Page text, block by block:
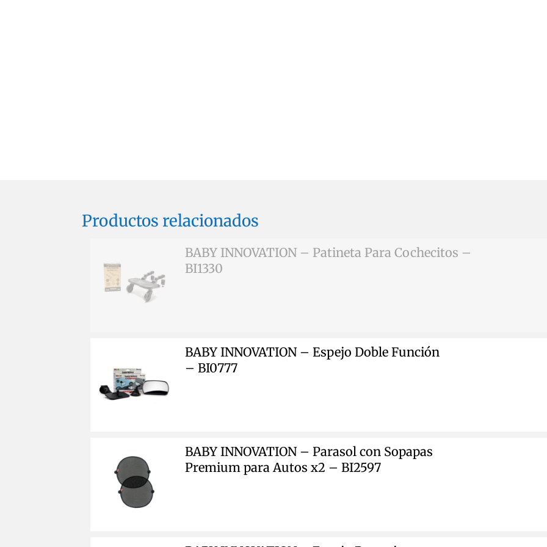
Productos relacionados
BABY INNOVATION – Patineta Para Cochecitos –
BI1330
BABY INNOVATION – Espejo Doble Función
– BI0777
BABY INNOVATION – Parasol con Sopapas
Premium para Autos x2 – BI2597